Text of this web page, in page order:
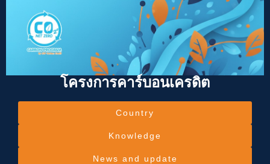
โครงการคาร์บอนเครดิต
Country
Knowledge
News and update